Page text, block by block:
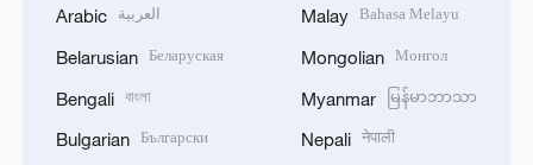
Arabic العربية
Belarusian Беларуская
Bengali বাংলা
Bulgarian Български
Malay Bahasa Melayu
Mongolian Монгол
Myanmar မြန်မာဘာသာ
Nepali नेपाली